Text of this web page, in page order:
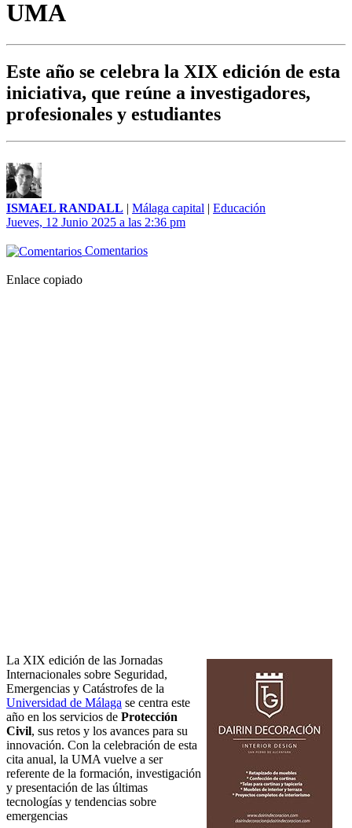
UMA
Este año se celebra la XIX edición de esta
iniciativa, que reúne a investigadores,
profesionales y estudiantes
ISMAEL RANDALL | Málaga capital | Educación
Jueves, 12 Junio 2025 a las 2:36 pm
Comentarios
Enlace copiado
La XIX edición de las Jornadas
Internacionales sobre Seguridad,
Emergencias y Catástrofes de la
Universidad de Málaga se centra este
año en los servicios de Protección
Civil, sus retos y los avances para su
innovación. Con la celebración de esta
cita anual, la UMA vuelve a ser
referente de la formación, investigación
y presentación de las últimas
tecnologías y tendencias sobre
emergencias